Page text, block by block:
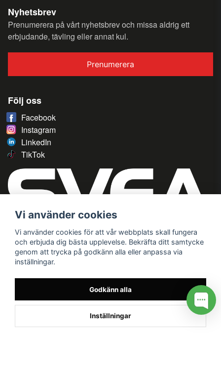
Nyhetsbrev
Prenumerera på vårt nyhetsbrev och missa aldrig ett
erbjudande, tävling eller annat kul.
Prenumerera
Följ oss
Facebook
Instagram
LinkedIn
TikTok
Vi använder cookies
Vi använder cookies för att vår webbplats skall fungera
och erbjuda dig bästa upplevelse. Bekräfta ditt samtycke
genom att trycka på godkänn alla eller anpassa via
inställningar.
Godkänn alla
Inställningar